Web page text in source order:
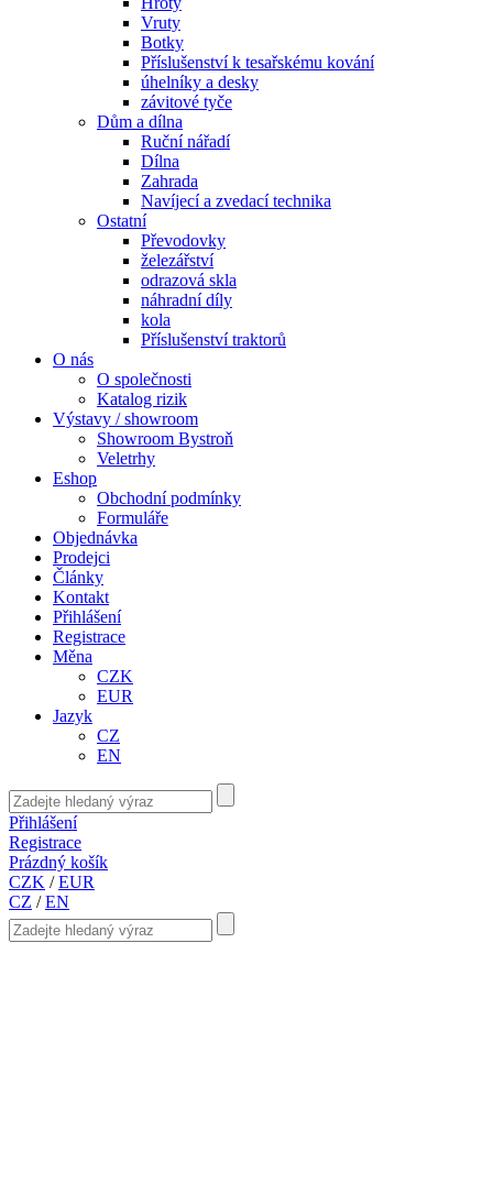
Vruty
Botky
Příslušenství k tesařskému kování
úhelníky a desky
závitové tyče
Dům a dílna
Ruční nářadí
Dílna
Zahrada
Navíjecí a zvedací technika
Ostatní
Převodovky
železářství
odrazová skla
náhradní díly
kola
Příslušenství traktorů
O nás
O společnosti
Katalog rizik
Výstavy / showroom
Showroom Bystroň
Veletrhy
Eshop
Obchodní podmínky
Formuláře
Objednávka
Prodejci
Články
Kontakt
Přihlášení
Registrace
Měna
CZK
EUR
Jazyk
CZ
EN
Přihlášení
Registrace
Prázdný košík
CZK /EUR
CZ /EN